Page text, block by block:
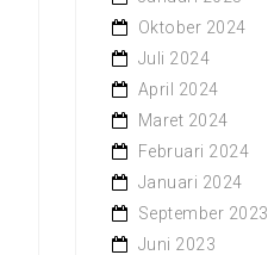
Oktober 2024
Juli 2024
April 2024
Maret 2024
Februari 2024
Januari 2024
September 2023
Juni 2023